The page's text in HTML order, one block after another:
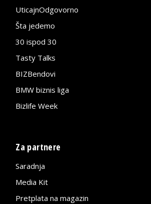
UticajnOdgovorno
Šta jedemo
30 ispod 30
Tasty Talks
BIZBendovi
BMW biznis liga
Bizlife Week
Za partnere
Saradnja
Media Kit
Pretplata na magazin